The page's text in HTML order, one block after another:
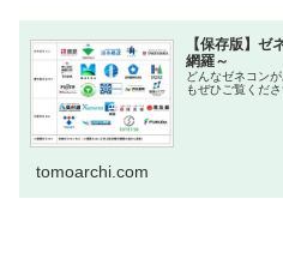
【保存版】ゼ
網羅～
どんなゼネコン
もぜひご覧くださ
tomoarchi.com